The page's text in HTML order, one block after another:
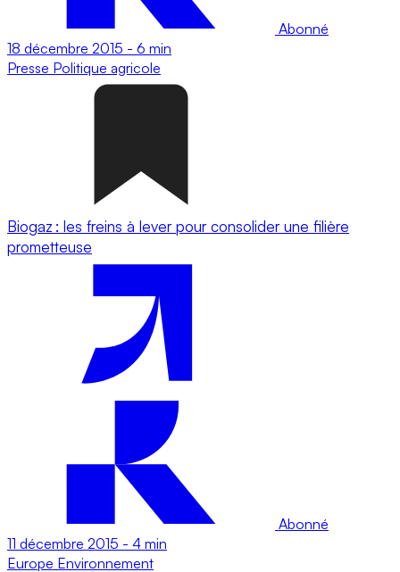
Abonné
18 décembre 2015 - 6 min
Presse Politique agricole
Biogaz : les freins à lever pour consolider une filière
prometteuse
Abonné
11 décembre 2015 - 4 min
Europe Environnement